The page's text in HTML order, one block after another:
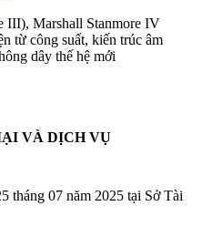
III), Marshall Stanmore IV
từ công suất, kiến trúc âm
dây thế hệ mới
VÀ DỊCH VỤ
tháng 07 năm 2025 tại Sở Tài